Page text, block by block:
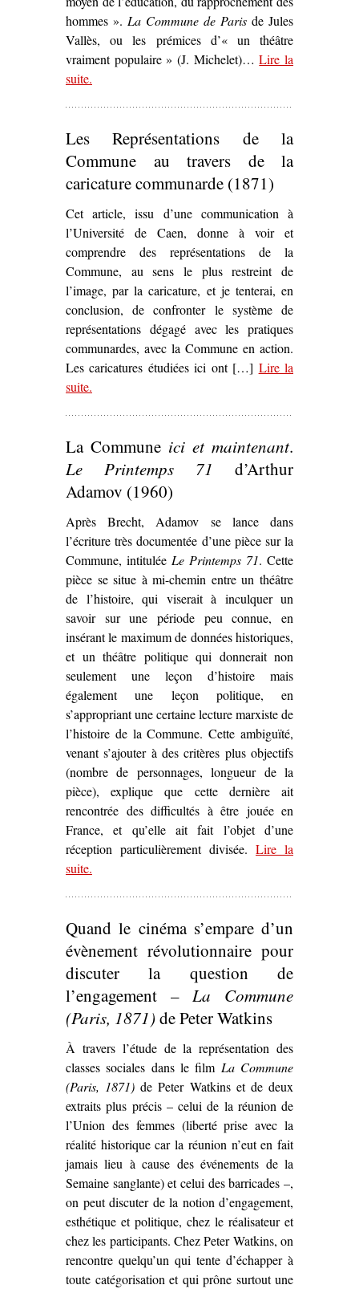
hommes ». La Commune de Paris de Jules
Vallès, ou les prémices d’« un théâtre
vraiment populaire » (J. Michelet)…Lire la
suite– ‘
.
Les Représentations de la
Commune au travers de la
caricature communarde (1871)
Cet article, issu d’une communication à
l’Université de Caen, donne à voir et
comprendre des représentations de la
Commune, au sens le plus restreint de
l’image, par la caricature, et je tenterai, en
conclusion, de confronter le système de
représentations dégagé avec les pratiques
communardes, avec la Commune en action.
Les caricatures étudiées ici ont […] Lire la
suite– ‘Les Représentations de la Commune au travers de
.
La Commune ici et maintenant.
Le Printemps 71 d’Arthur
Adamov (1960)
Après Brecht, Adamov se lance dans
l’écriture très documentée d’une pièce sur la
Commune, intitulée Le Printemps 71. Cette
pièce se situe à mi-chemin entre un théâtre
de l’histoire, qui viserait à inculquer un
savoir sur une période peu connue, en
insérant le maximum de données historiques,
et un théâtre politique qui donnerait non
seulement une leçon d’histoire mais
également une leçon politique, en
s’appropriant une certaine lecture marxiste de
l’histoire de la Commune. Cette ambiguïté,
venant s’ajouter à des critères plus objectifs
(nombre de personnages, longueur de la
pièce), explique que cette dernière ait
rencontrée des difficultés à être jouée en
France, et qu’elle ait fait l’objet d’une
réception particulièrement divisée. Lire la
suite– ‘La Commune
.
Quand le cinéma s’empare d’un
évènement révolutionnaire pour
discuter la question de
l’engagement –La Commune
(Paris, 1871) de Peter Watkins
À travers l’étude de la représentation des
classes sociales dans le film La Commune
(Paris, 1871) de Peter Watkins et de deux
extraits plus précis – celui de la réunion de
l’Union des femmes (liberté prise avec la
réalité historique car la réunion n’eut en fait
jamais lieu à cause des événements de la
Semaine sanglante) et celui des barricades –,
on peut discuter de la notion d’engagement,
esthétique et politique, chez le réalisateur et
chez les participants. Chez Peter Watkins, on
rencontre quelqu’un qui tente d’échapper à
toute catégorisation et qui prône surtout une